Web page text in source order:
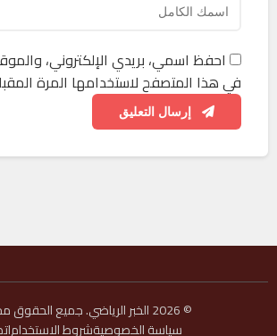
احفظ اسمي، بريدي الإلكتروني،
في هذا المتصفح لاستخدامها المرة
© 2026 الخبر الرياضي. جميع الحقوق محفوظة.
سياسة الخصوصيةشروط الاستخدام